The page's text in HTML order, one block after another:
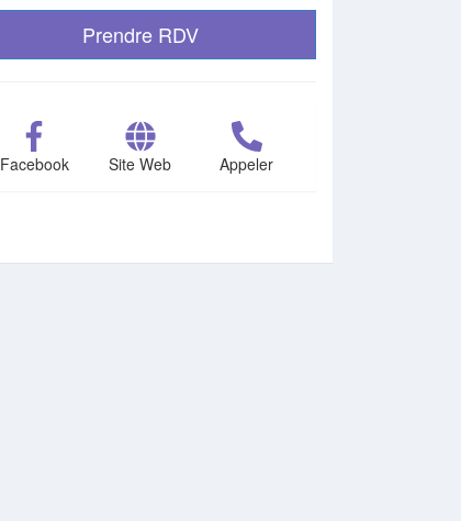
Prendre RDV
Facebook Site Web Appeler